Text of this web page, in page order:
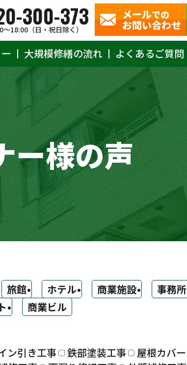
300-373
18:00（日・祝日除く）
メールでの
お問い合わせ
大規模修繕の流れ よくあるご質問
ー様の声
旅館 ホテル 商業施設
事務所
商業ビル
ン引き工事 鉄部塗装工事
屋根カバー